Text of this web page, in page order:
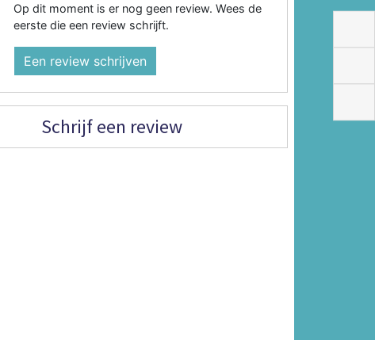
Op dit moment is er nog geen review. Wees de
eerste die een review schrijft.
Een review schrijven
Schrijf een review